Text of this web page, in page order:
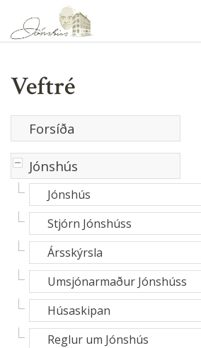
Veftré
Forsíða
-Jónshús
Jónshús
Stjórn Jónshúss
Ársskýrsla
Umsjónarmaður Jónshúss
Húsaskipan
Reglur um Jónshús